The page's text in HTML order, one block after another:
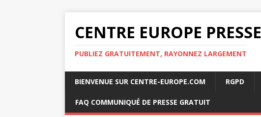
CENTRE EUROPE PRESSE
PUBLIEZ GRATUITEMENT, RAYONNEZ LARGEMENT
BIENVENUE SUR CENTRE-EUROPE.COM RGPD
FAQ COMMUNIQUÉ DE PRESSE GRATUIT